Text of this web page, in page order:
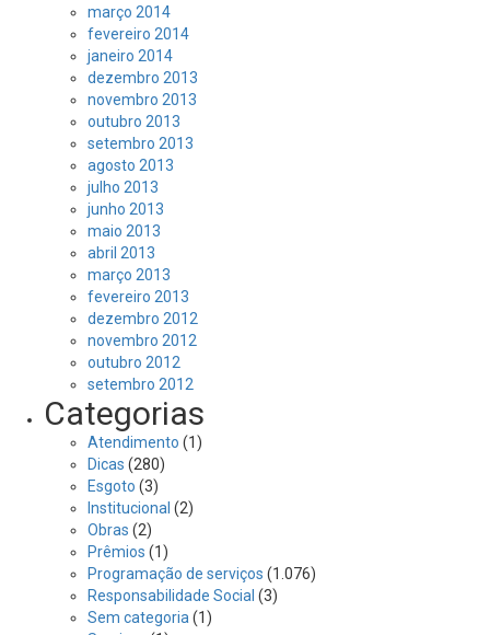
março 2014
fevereiro 2014
janeiro 2014
dezembro 2013
novembro 2013
outubro 2013
setembro 2013
agosto 2013
julho 2013
junho 2013
maio 2013
abril 2013
março 2013
fevereiro 2013
dezembro 2012
novembro 2012
outubro 2012
setembro 2012
Categorias
Atendimento (1)
Dicas (280)
Esgoto (3)
Institucional (2)
Obras (2)
Prêmios (1)
Programação de serviços (1.076)
Responsabilidade Social (3)
Sem categoria (1)